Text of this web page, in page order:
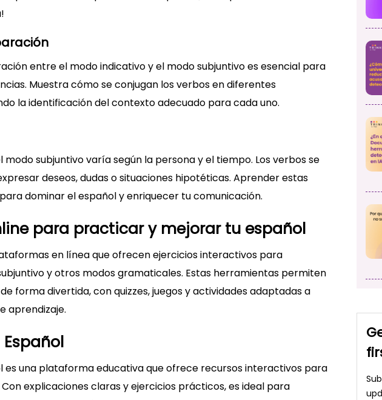
entre el modo indicativo y el modo subjuntivo es esencial para
Muestra cómo se conjugan los verbos en diferentes
la identificación del contexto adecuado para cada uno.
modo subjuntivo varía según la persona y el tiempo. Los verbos se
deseos, dudas o situaciones hipotéticas. Aprender estas
dominar el español y enriquecer tu comunicación.
para practicar y mejorar tu español
en línea que ofrecen ejercicios interactivos para
y otros modos gramaticales. Estas herramientas permiten
forma divertida, con quizzes, juegos y actividades adaptadas a
aprendizaje.
es una plataforma educativa que ofrece recursos interactivos para
explicaciones claras y ejercicios prácticos, es ideal para